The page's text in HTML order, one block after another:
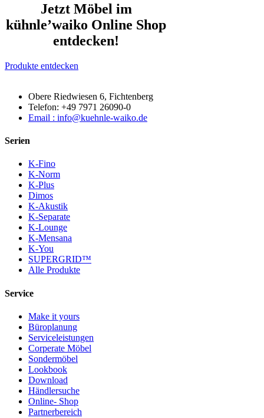
Jetzt Möbel im
kühnle’waiko Online Shop
entdecken!
Produkte entdecken
Obere Riedwiesen 6, Fichtenberg
Telefon: +49 7971 26090-0
Email : info@kuehnle-waiko.de
Serien
K-Fino
K-Norm
K-Plus
Dimos
K-Akustik
K-Separate
K-Lounge
K-Mensana
K-You
SUPERGRID™
Alle Produkte
Service
Make it yours
Büroplanung
Serviceleistungen
Corperate Möbel
Sondermöbel
Lookbook
Download
Händlersuche
Online- Shop
Partnerbereich